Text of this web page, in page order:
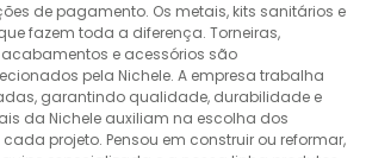
de pagamento. Os metais, kits sanitários e
fazem toda a diferença. Torneiras,
e acessórios são
pela Nichele. A empresa trabalha
garantindo qualidade, durabilidade e
da Nichele auxiliam na escolha dos
projeto. Pensou em construir ou reformar,